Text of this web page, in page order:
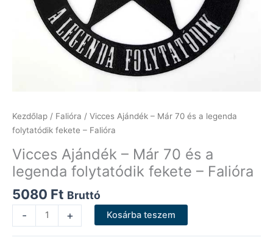
Kezdőlap / Falióra / Vicces Ajándék – Már 70 és a legenda
folytatódik fekete – Falióra
Vicces Ajándék – Már 70 és a
legenda folytatódik fekete – Falióra
5080 Ft Bruttó
-
Ajándék
+ Kosárba teszem